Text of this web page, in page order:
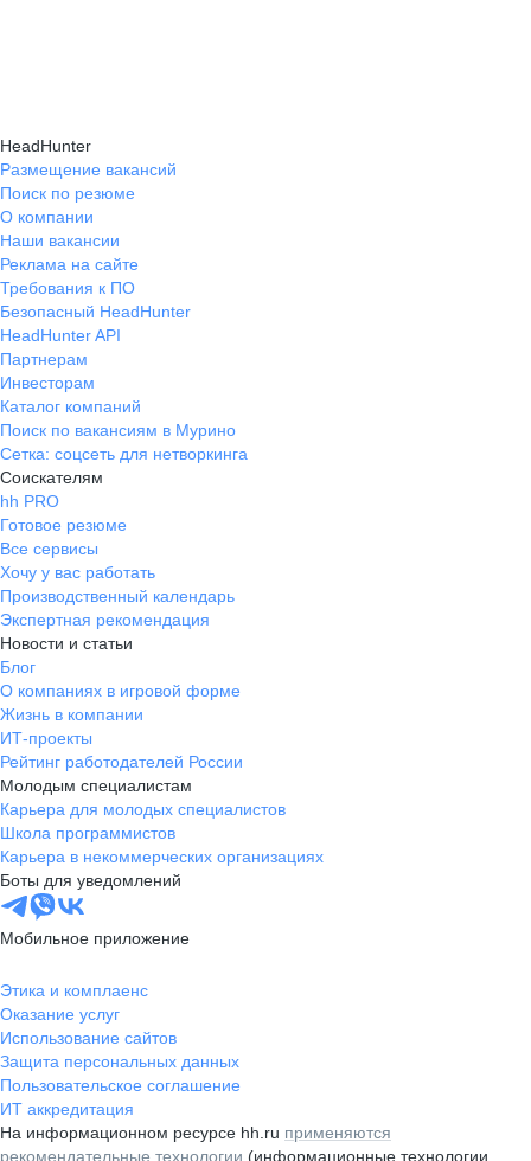
HeadHunter
Размещение вакансий
Поиск по резюме
О компании
Наши вакансии
Реклама на сайте
Требования к ПО
Безопасный HeadHunter
HeadHunter API
Партнерам
Инвесторам
Каталог компаний
Поиск по вакансиям в Мурино
Сетка: соцсеть для нетворкинга
Соискателям
hh PRO
Готовое резюме
Все сервисы
Хочу у вас работать
Производственный календарь
Экспертная рекомендация
Новости и статьи
Блог
О компаниях в игровой форме
Жизнь в компании
ИТ-проекты
Рейтинг работодателей России
Молодым специалистам
Карьера для молодых специалистов
Школа программистов
Карьера в некоммерческих организациях
Боты для уведомлений
Мобильное приложение
Этика и комплаенс
Оказание услуг
Использование сайтов
Защита персональных данных
Пользовательское соглашение
ИТ аккредитация
На информационном ресурсе hh.ru применяются
рекомендательные технологии (информационные технологии